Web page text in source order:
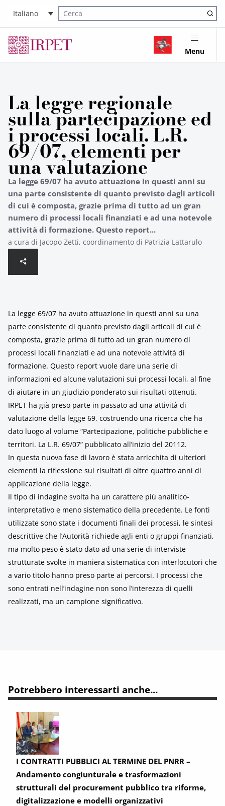
Italiano
Cerca nel sito
Menu
La legge regionale
sulla partecipazione ed
i processi locali. L.R.
69/07, elementi per
una valutazione
La legge 69/07 ha avuto attuazione in questi anni su
una parte consistente di quanto previsto dagli articoli
di cui è composta, grazie prima di tutto ad un gran
numero di processi locali finanziati e ad una notevole
attività di formazione. Questo report...
a cura di Jacopo Zetti, coordinamento di Patrizia Lattarulo
La legge 69/07 ha avuto attuazione in questi anni su una
parte consistente di quanto previsto dagli articoli di cui è
composta, grazie prima di tutto ad un gran numero di
processi locali finanziati e ad una notevole attività di
formazione. Questo report vuole dare una serie di
informazioni ed alcune valutazioni sui processi locali, al fine
di aiutare in un giudizio ponderato sui risultati ottenuti.
IRPET ha già preso parte in passato ad una attività di
valutazione della legge 69, costruendo una ricerca che ha
dato luogo al volume “Partecipazione, politiche pubbliche e
territori. La L.R. 69/07” pubblicato all’inizio del 20112.
In questa nuova fase di lavoro è stata arricchita di ulteriori
elementi la riflessione sui risultati di oltre quattro anni di
applicazione della legge.
Il tipo di indagine svolta ha un carattere più analitico-
interpretativo e meno sistematico della precedente. Le fonti
utilizzate sono state i documenti finali dei processi, le sintesi
descrittive che l’Autorità richiede agli enti o gruppi finanziati,
ma molto peso è stato dato ad una serie di interviste
strutturate svolte in maniera sistematica con interlocutori che
a vario titolo hanno preso parte ai percorsi. I processi che
sono entrati nell’indagine non sono l’interezza di quelli
realizzati, ma un campione significativo.
Potrebbero interessarti anche...
I CONTRATTI PUBBLICI AL TERMINE DEL PNRR –
Andamento congiunturale e trasformazioni
strutturali del procurement pubblico tra riforme,
digitalizzazione e modelli organizzativi